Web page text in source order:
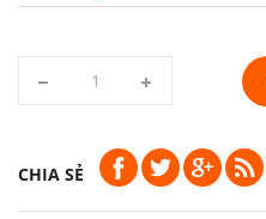
CHIA SẺ